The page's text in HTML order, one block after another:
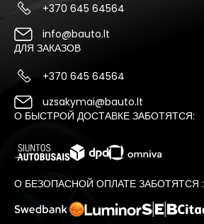
+370 645 64564
info@bauto.lt
ДЛЯ ЗАКАЗОВ
+370 645 64564
uzsakymai@bauto.lt
О БЫСТРОЙ ДОСТАВКЕ ЗАБОТЯТСЯ:
О БЕЗОПАСНОЙ ОПЛАТЕ ЗАБОТЯТСЯ :